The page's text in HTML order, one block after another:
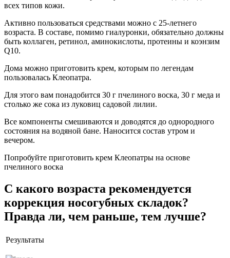
всех типов кожи.
Активно пользоваться средствами можно с 25-летнего
возраста. В составе, помимо гиалуронки, обязательно должны
быть коллаген, ретинол, аминокислоты, протеины и коэнзим
Q10.
Дома можно приготовить крем, которым по легендам
пользовалась Клеопатра.
Для этого вам понадобится 30 г пчелиного воска, 30 г меда и
столько же сока из луковиц садовой лилии.
Все компоненты смешиваются и доводятся до однородного
состояния на водяной бане. Наносится состав утром и
вечером.
Попробуйте приготовить крем Клеопатры на основе
пчелиного воска
С какого возраста рекомендуется
коррекция носогубных складок?
Правда ли, чем раньше, тем лучше?
Результаты